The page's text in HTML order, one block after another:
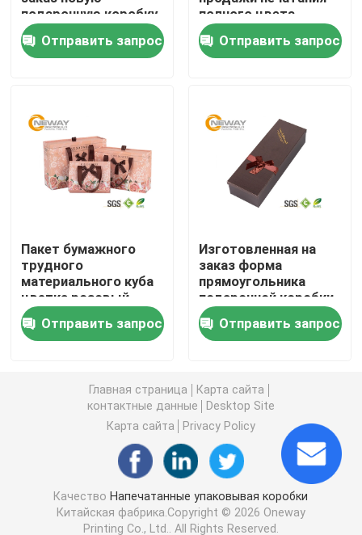
Спросите цитату
Напечатанные упаковывая коробки
Коробки электроники упаковывая
Косметические упаковывая коробки
изготовленные на заказ упаковывая коробки
Коробки упаковки подарка
изготовленные на заказ напечатанные
изготовленные на заказ подарочные коробки
Подарочная коробка цветка
подарочную коробку
в коробку крышки
дизайна и цветка
основания
Отправить запрос
полного цвета
подарочной коробки
цветка
Отправить запрос
Пакет бумажного
трудного
материального куба
цветка розовый
кладет бумажный
куб в коробку
Отправить запрос
Изготовленная на
заказ форма
прямоугольника
подарочной коробки
цветка сохранила
коробку цветка
упаковывая
Отправить запрос
Главная страница
Карта сайта
контактные данные
Desktop Site
Карта сайта
Privacy Policy
Качество Напечатанные упаковывая коробки
Китайская фабрика.Copyright © 2026 Oneway
Printing Co., Ltd.. All Rights Reserved.